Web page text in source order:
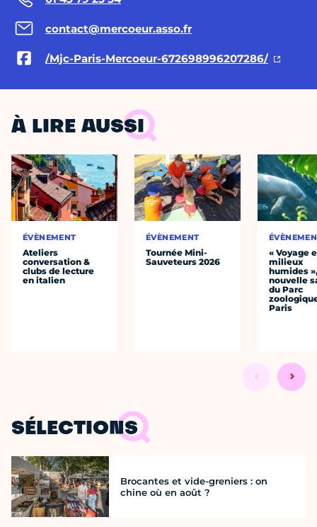
contact@mercoeur.asso.fr
/Mjc-Paris-Mercoeur-672698996207286/
À LIRE AUSSI
ÉVÈNEMENT
Ateliers
conversation &
clubs de lecture
en italien
ÉVÈNEMENT
Tournée Mini-
Sauveteurs 2026
« Voyage
milieux
humides
nouvelle
du Parc
Paris
SÉLECTIONS
Brocantes et vide-greniers : on
chine où en août ?